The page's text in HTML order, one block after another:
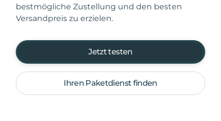
bestmögliche Zustellung und den besten
Versandpreis zu erzielen.
Jetzt testen
Ihren Paketdienst finden